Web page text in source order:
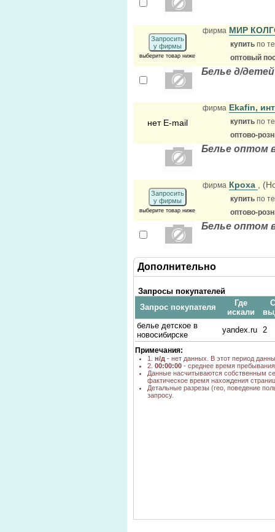
Запросить
у фирмы
выберите товар ниже
фирма МИР
купить по
оптовый
Белье д/детей
нет E-mail
фирма Ekafin,
купить по
оптово-
Белье оптом
Запросить
у фирмы
выберите товар ниже
фирма Кроха ,
купить по
оптово-
Белье оптом
Дополнительно
Запросы покупателей
Запрос покупателя
Где
искали
белье детское в
новосибирске
yandex.ru 2
Примечания:
1. н/д - нет данных. В этот период
2. 00:00:00 - среднее время
Данные насчитываются собственным
фактическое время нахождения
Детальные разрезы (гео, поведение
запросу.